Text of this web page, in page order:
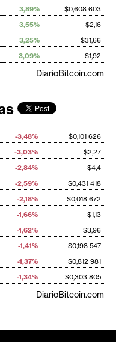
3,89%
$0,608 603
3,55%
$2,16
3,25%
$31,66
3,09% $1,92
DiarioBitcoin.com
-3,48%
$0,101 626
-3,03%
$2,27
-2,84%
$4,4
-2,59%
$0,431 418
-2,18%
$0,018 672
-1,66%
$1,13
-1,62%
$3,96
-1,41%
$0,198 547
-1,37%
$0,812 981
-1,34% $0,303 805
DiarioBitcoin.com